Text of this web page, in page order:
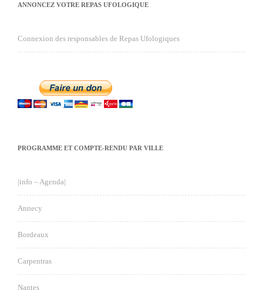
ANNONCEZ VOTRE REPAS UFOLOGIQUE
Connexion des responsables de Repas Ufologiques
PROGRAMME ET COMPTE-RENDU PAR VILLE
|info – Agenda|
Annecy
Bordeaux
Carpentras
Nantes